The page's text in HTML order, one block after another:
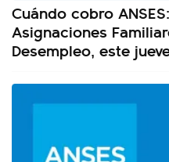
Cuándo cobro
Asignaciones
Desempleo, este